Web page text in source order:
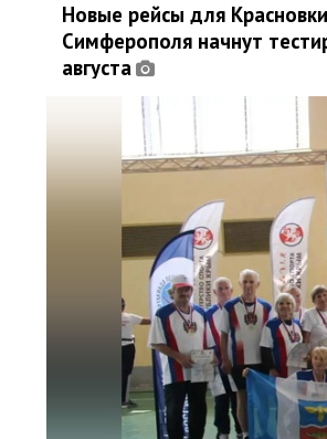
Новые рейсы для
Симферополя начнут
августа